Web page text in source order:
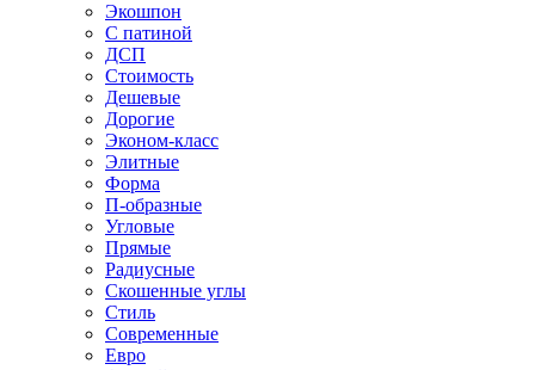
Экошпон
С патиной
ДСП
Стоимость
Дешевые
Дорогие
Эконом-класс
Элитные
Форма
П-образные
Угловые
Прямые
Радиусные
Скошенные углы
Стиль
Современные
Евро